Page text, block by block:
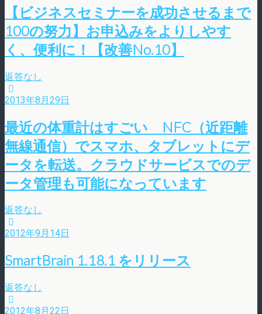
【ビジネスセミナーを成功させるまで
100の努力】お申込みをよりしやす
く、便利に！【改善No.10】
返答なし
2013年8月29日
最近の体重計はすごい NFC（近距離
無線通信）でスマホ、タブレットにデ
ータを転送。クラウドサービスでのデ
ータ管理も可能になっています
返答なし
2012年9月14日
SmartBrain 1.18.1 をリリース
返答なし
2012年8月22日